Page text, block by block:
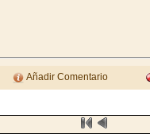
Añadir Comentario